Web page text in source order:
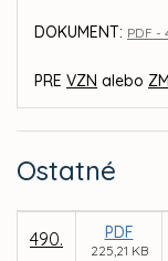
DOKUMENT: PDF -
PRE VZN alebo
Ostatné
490. PDF
225,21 KB